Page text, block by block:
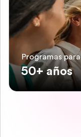
Programas para
50+ años